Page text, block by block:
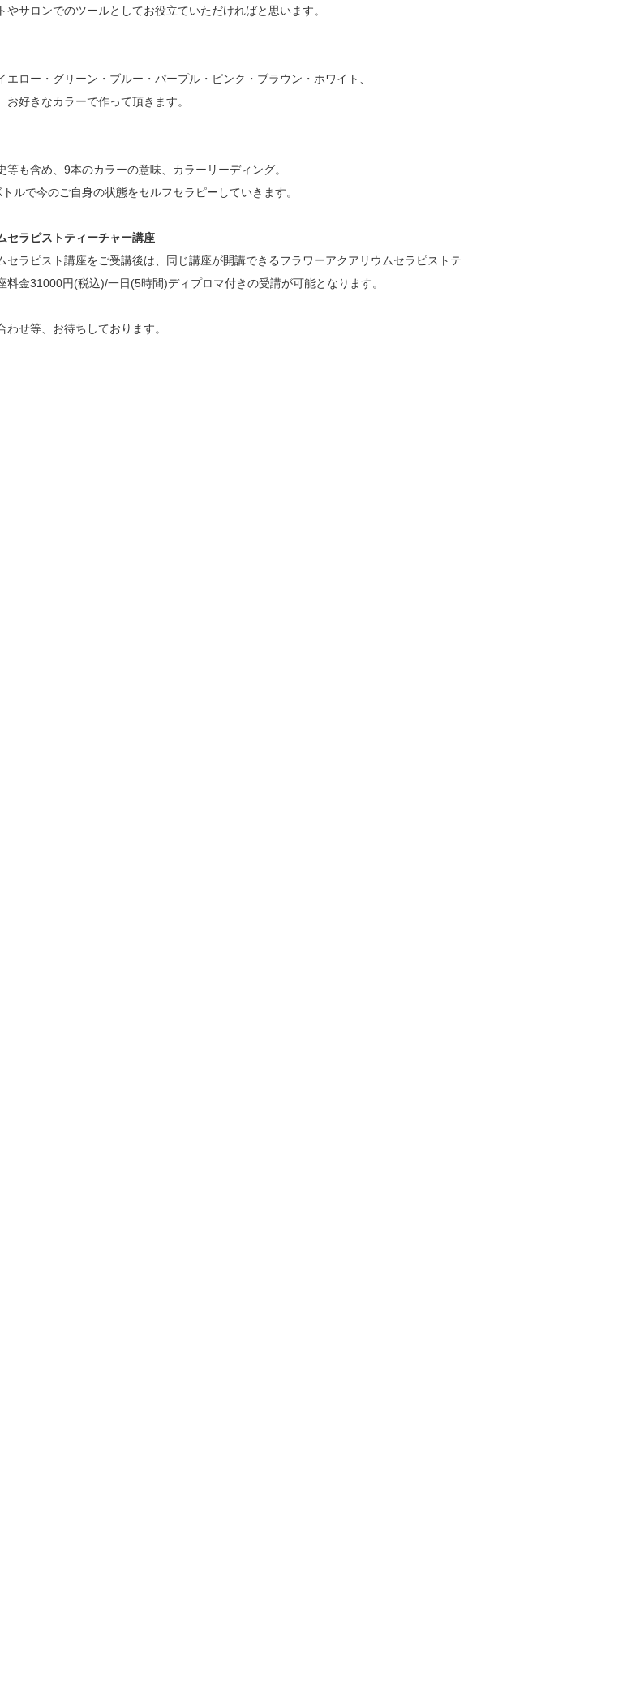
やサロンでのツールとしてお役立ていただければと思います。
エロー・グリーン・ブルー・パープル・ピンク・ブラウン・ホワイト、
お好きなカラーで作って頂きます。
等も含め、9本のカラーの意味、カラーリーディング。
ルで今のご自身の状態をセルフセラピーしていきます。
セラピストティーチャー講座
セラピスト講座をご受講後は、同じ講座が開講できるフラワーアクアリウムセラピストテ
料金31000円(税込)/一日(5時間)ディプロマ付きの受講が可能となります。
わせ等、お待ちしております。